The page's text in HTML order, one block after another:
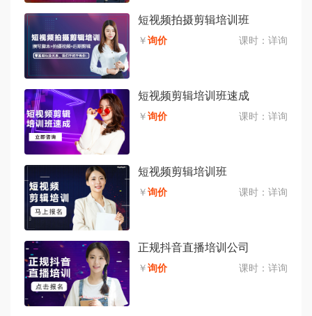
短视频拍摄剪辑培训班
￥询价 课时： 详询
短视频剪辑培训班速成
￥询价 课时： 详询
短视频剪辑培训班
￥询价 课时： 详询
正规抖音直播培训公司
￥询价 课时： 详询